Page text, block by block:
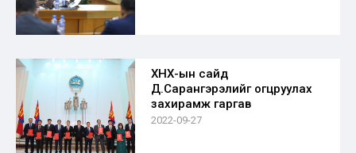
ХНХ-ын сайд
Д.Сарангэрэлийг огцруулах
захирамж гаргав
2022-09-27